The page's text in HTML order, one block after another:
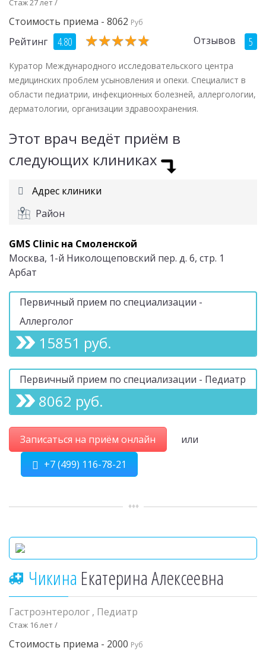
Стаж 27 лет /
Стоимость приема - 8062 Руб
Рейтинг 4.80 ★★★★★
★★★★★ Отзывов 5
Куратор Международного исследовательского центра
медицинских проблем усыновления и опеки. Специалист в
области педиатрии, инфекционных болезней, аллергологии,
дерматологии, организации здравоохранения.
Этот врач ведёт приём в
следующих клиниках
Адрес клиники
Район
GMS Clinic на Смоленской
Москва, 1-й Николощеповский пер. д. 6, стр. 1
Арбат
Первичный прием по специализации -
Аллерголог
15851 руб.
Первичный прием по специализации - Педиатр
8062 руб.
Записаться на приём онлайн
или
+7 (499) 116-78-21
Чикина Екатерина Алексеевна
Гастроэнтеролог , Педиатр
Стаж 16 лет /
Стоимость приема - 2000 Руб